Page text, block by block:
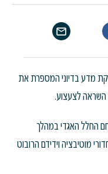
מדע בדיוני המספרת את
השראה לצעצוע.
החלל האגדי במהלך
מוטיבציה וידידם הרובוט